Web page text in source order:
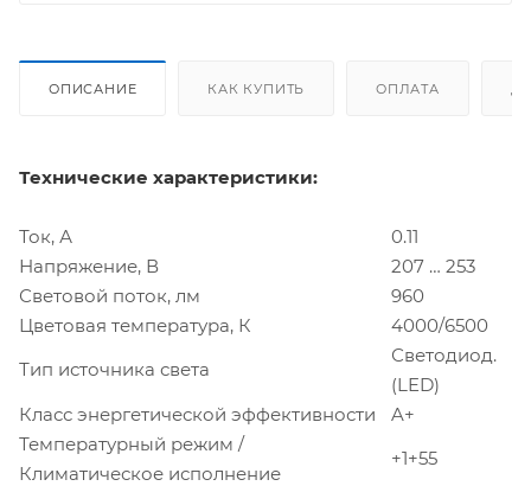
ОПИСАНИЕ КАК КУПИТЬ ОПЛАТА
Технические характеристики:
Ток, А
0.11
Напряжение, В
207 … 253
Световой поток, лм
Цветовая температура, К
960
4000/6500
Тип источника света
Светодиод.
(LED)
Класс энергетической эффективности
A+
Температурный режим /
Климатическое исполнение
+1+55